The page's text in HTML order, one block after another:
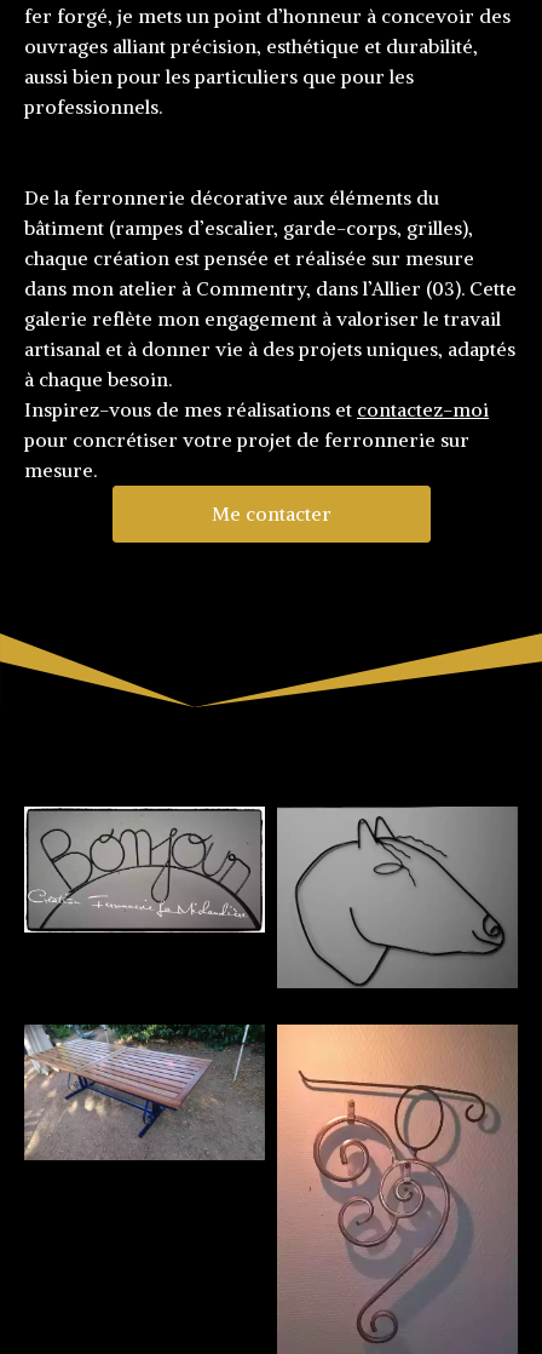
fer forgé, je mets un point d’honneur à concevoir des
ouvrages alliant précision, esthétique et durabilité,
aussi bien pour les particuliers que pour les
professionnels.
De la ferronnerie décorative aux éléments du
bâtiment (rampes d’escalier, garde-corps, grilles),
chaque création est pensée et réalisée sur mesure
dans mon atelier à Commentry, dans l’Allier (03). Cette
galerie reflète mon engagement à valoriser le travail
artisanal et à donner vie à des projets uniques, adaptés
à chaque besoin.
Inspirez-vous de mes réalisations et contactez-moi
pour concrétiser votre projet de ferronnerie sur
mesure.
Me contacter